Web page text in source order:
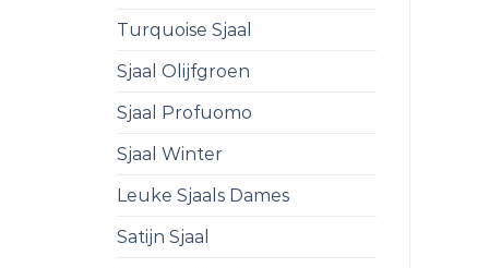
Turquoise Sjaal
Sjaal Olijfgroen
Sjaal Profuomo
Sjaal Winter
Leuke Sjaals Dames
Satijn Sjaal